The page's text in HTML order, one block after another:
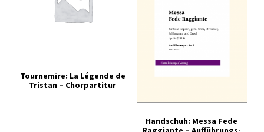
Tournemire: La Légende de
Tristan – Chorpartitur
Handschuh: Messa Fede